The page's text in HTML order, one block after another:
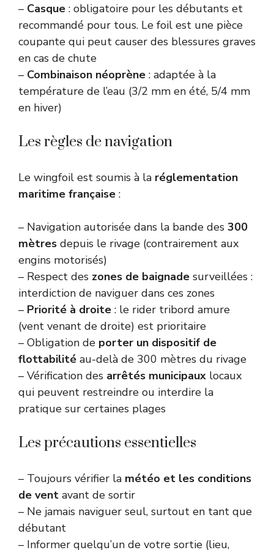
– Casque : obligatoire pour les débutants et
recommandé pour tous. Le foil est une pièce
coupante qui peut causer des blessures graves
en cas de chute
– Combinaison néoprène : adaptée à la
température de l’eau (3/2 mm en été, 5/4 mm
en hiver)
Les règles de navigation
Le wingfoil est soumis à la réglementation
maritime française :
– Navigation autorisée dans la bande des 300
mètres depuis le rivage (contrairement aux
engins motorisés)
– Respect des zones de baignade surveillées :
interdiction de naviguer dans ces zones
– Priorité à droite : le rider tribord amure
(vent venant de droite) est prioritaire
– Obligation de porter un dispositif de
flottabilité au-delà de 300 mètres du rivage
– Vérification des arrêtés municipaux locaux
qui peuvent restreindre ou interdire la
pratique sur certaines plages
Les précautions essentielles
– Toujours vérifier la météo et les conditions
de vent avant de sortir
– Ne jamais naviguer seul, surtout en tant que
débutant
– Informer quelqu’un de votre sortie (lieu,